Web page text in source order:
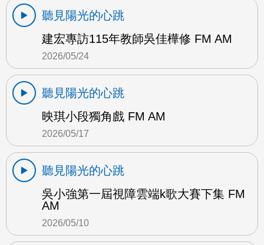
聽見陽光的心跳
建宏專訪115年教師吳佳樺修 FM AM
2026/05/24
聽見陽光的心跳
映琪小段獨角戲 FM AM
2026/05/17
聽見陽光的心跳
吳小強第一屆視障雲端k歌大賽下集 FM
AM
2026/05/10